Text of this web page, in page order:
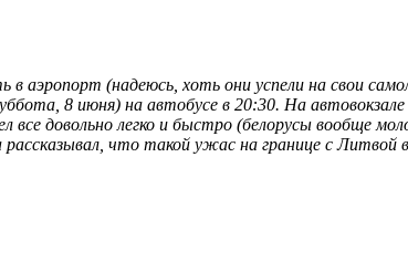
(надеюсь, хоть они успели на свои
8 июня) на автобусе в 20:30. На
довольно легко и быстро (белорусы вообще
что такой ужас на границе с